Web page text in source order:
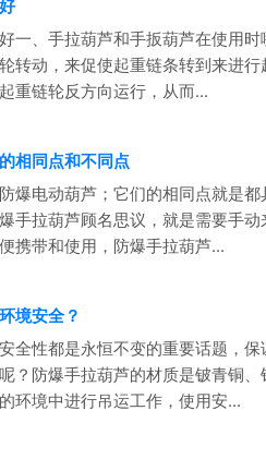
一、手拉葫芦和手扳葫芦在使用
转动，来促使起重链条转到来进
重链轮反方向运行，从而...
相同点和不同点
爆电动葫芦；它们的相同点就是
手拉葫芦顾名思议，就是需要手
携带和使用，防爆手拉葫芦...
境安全？
全性都是永恒不变的重要话题，
？防爆手拉葫芦的材质是铍青铜
环境中进行吊运工作，使用安...